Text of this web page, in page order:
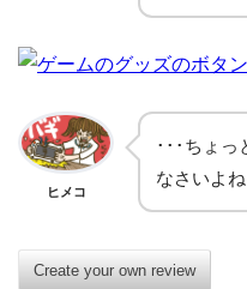
ヒメコ
･･･ちょっ
なさいよね
Create your own review